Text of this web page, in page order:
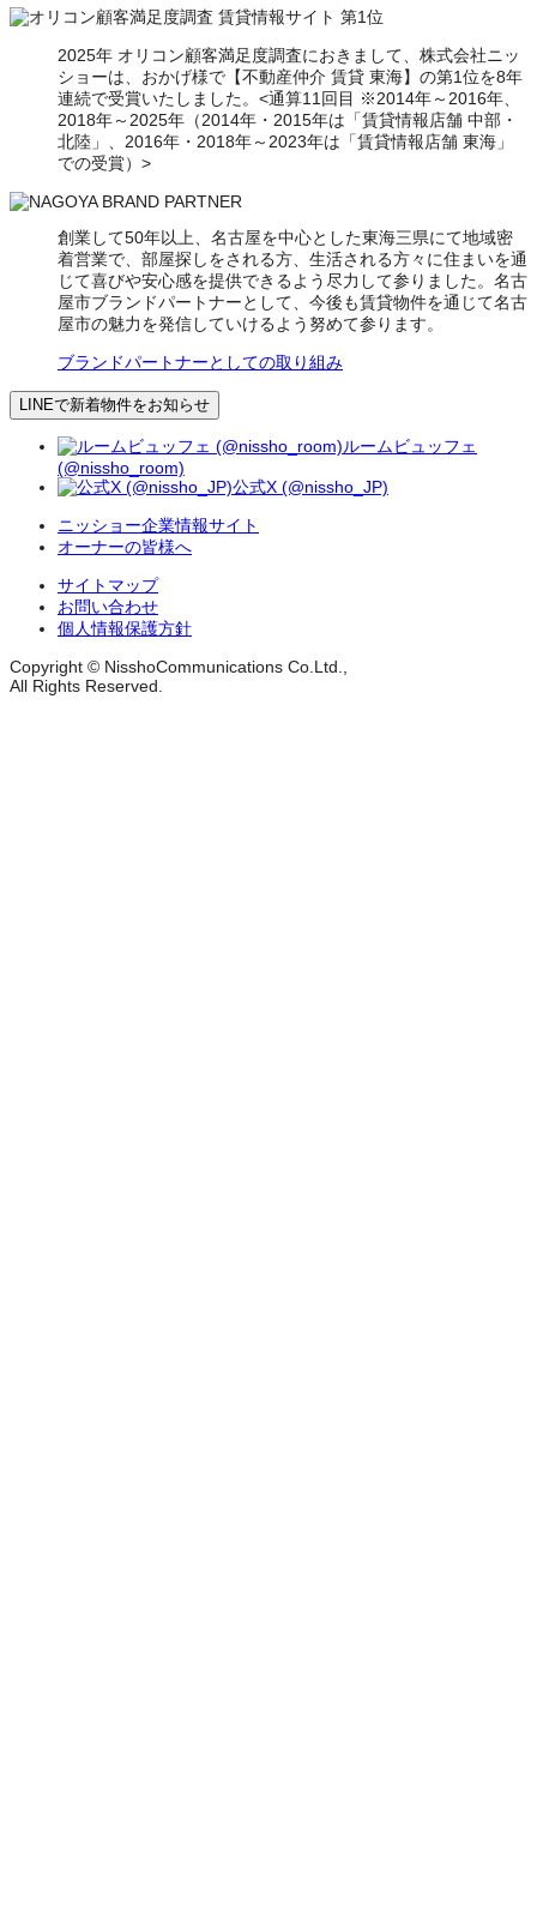
2025年 オリコン顧客満足度調査におきまして、株式会社ニッ
ショーは、おかげ様で【不動産仲介 賃貸 東海】の第1位を8年
連続で受賞いたしました。<通算11回目 ※2014年～2016年、
2018年～2025年（2014年・2015年は「賃貸情報店舗 中部・
北陸」、2016年・2018年～2023年は「賃貸情報店舗 東海」
での受賞）>
創業して50年以上、名古屋を中心とした東海三県にて地域密
着営業で、部屋探しをされる方、生活される方々に住まいを通
じて喜びや安心感を提供できるよう尽力して参りました。名古
屋市ブランドパートナーとして、今後も賃貸物件を通じて名古
屋市の魅力を発信していけるよう努めて参ります。
ブランドパートナーとしての取り組み
LINEで新着物件をお知らせ
ルームビュッフェ
(@nissho_room)
公式X (@nissho_JP)
ニッショー企業情報サイト
オーナーの皆様へ
サイトマップ
お問い合わせ
個人情報保護方針
Copyright © NisshoCommunications Co.Ltd.,
All Rights Reserved.